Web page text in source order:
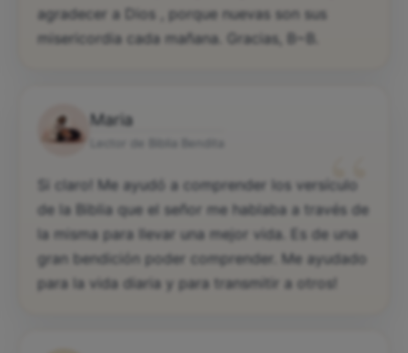
agradecer a Dios , porque nuevas son sus
misericordia cada mañana. Gracias, B~B.
Maria
“
Si claro! Me ayudó a comprender los versículo
de la Biblia que el señor me hablaba a través de
la misma para llevar una mejor vida. Es de una
gran bendición poder comprender. Me ayudado
para la vida diaria y para transmitir a otros!